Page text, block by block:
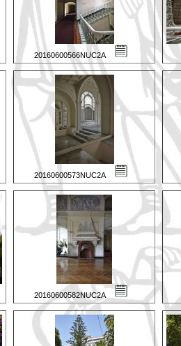
20160600566NUC2A
20160600573NUC2A
20160600582NUC2A